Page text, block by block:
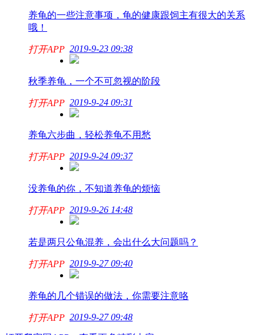
养龟的一些注意事项，龟的健康跟饲主有很大的关系
哦！
2019-9-23 09:38
打开APP
秋季养龟，一个不可忽视的阶段
2019-9-24 09:31
打开APP
养龟六步曲，轻松养龟不用愁
2019-9-24 09:37
打开APP
没养龟的你，不知道养龟的烦恼
2019-9-26 14:48
打开APP
若是两只公龟混养，会出什么大问题吗？
2019-9-27 09:40
打开APP
养龟的几个错误的做法，你需要注意咯
2019-9-27 09:48
打开APP